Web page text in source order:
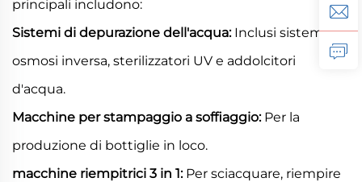
principali includono:
Sistemi di depurazione dell'acqua: Inclusi sistemi di
osmosi inversa, sterilizzatori UV e addolcitori
d'acqua.
Macchine per stampaggio a soffiaggio: Per la
produzione di bottiglie in loco.
macchine riempitrici 3 in 1: Per sciacquare, riempire